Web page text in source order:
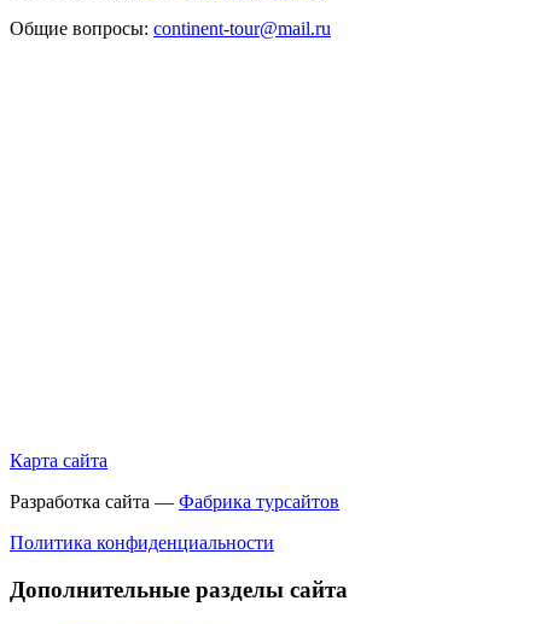
Общие вопросы: continent-tour@mail.ru
Карта сайта
Разработка сайта — Фабрика турсайтов
Политика конфиденциальности
Дополнительные разделы сайта